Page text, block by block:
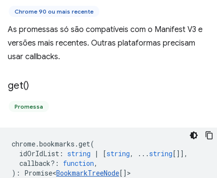
Chrome 90 ou mais recente
As promessas só são compatíveis com o Manifest V3 e
versões mais recentes. Outras plataformas precisam
usar callbacks.
get()
Promessa
chrome.bookmarks .get(
idOrIdList : string | [string, ...string[]],
callback? : function,
) : Promise<BookmarkTreeNode[] >